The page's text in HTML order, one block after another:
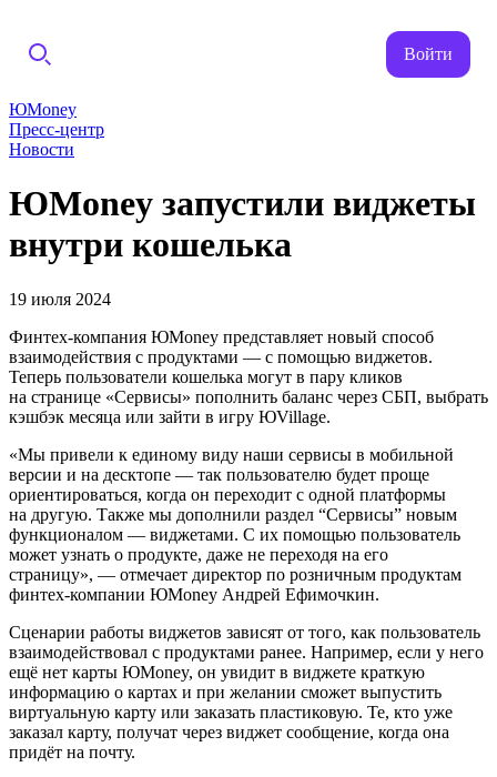
Войти
ЮMoney
Пресс-центр
Новости
ЮMoney запустили виджеты
внутри кошелька
19 июля 2024
Финтех-компания ЮMoney представляет новый способ
взаимодействия с продуктами — с помощью виджетов.
Теперь пользователи кошелька могут в пару кликов
на странице «Сервисы» пополнить баланс через СБП, выбрать
кэшбэк месяца или зайти в игру ЮVillage.
«Мы привели к единому виду наши сервисы в мобильной
версии и на десктопе — так пользователю будет проще
ориентироваться, когда он переходит с одной платформы
на другую. Также мы дополнили раздел “Сервисы” новым
функционалом — виджетами. С их помощью пользователь
может узнать о продукте, даже не переходя на его
страницу», — отмечает директор по розничным продуктам
финтех-компании ЮMoney Андрей Ефимочкин.
Сценарии работы виджетов зависят от того, как пользователь
взаимодействовал с продуктами ранее. Например, если у него
ещё нет карты ЮMoney, он увидит в виджете краткую
информацию о картах и при желании сможет выпустить
виртуальную карту или заказать пластиковую. Те, кто уже
заказал карту, получат через виджет сообщение, когда она
придёт на почту.